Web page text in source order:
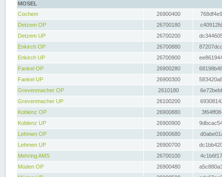
MOSEL
Cochem
26900400
Detzem OP
26700180
Detzem UP
26700200
Enkirch OP
26700880
Enkirch UP
26700900
Fankel OP
26900280
Fankel UP
26900300
Grevenmacher OP
2610180
Grevenmacher UP
26100200
Koblenz OP
26900880
Koblenz UP
26900900
Lehmen OP
26900680
Lehmen UP
26900700
Mehring AMS
26700100
Müden OP
26900480